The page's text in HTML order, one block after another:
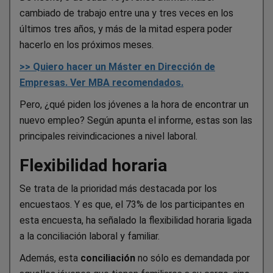
cambiado de trabajo entre una y tres veces en los
últimos tres años, y más de la mitad espera poder
hacerlo en los próximos meses.
>> Quiero hacer un Máster en Dirección de
Empresas. Ver MBA recomendados.
Pero, ¿qué piden los jóvenes a la hora de encontrar un
nuevo empleo? Según apunta el informe, estas son las
principales reivindicaciones a nivel laboral.
Flexibilidad horaria
Se trata de la prioridad más destacada por los
encuestaos. Y es que, el 73% de los participantes en
esta encuesta, ha señalado la flexibilidad horaria ligada
a la conciliación laboral y familiar.
Además, esta conciliación no sólo es demandada por